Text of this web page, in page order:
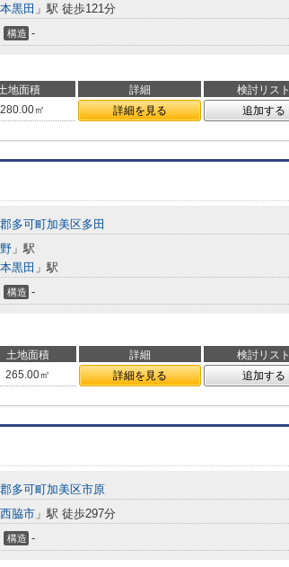
本黒田 」駅 徒歩121分
構造 -
地面積 詳細
検討リスト
㎡ 詳細を見る 追加する
多可町加美区多田
」駅
本黒田 」駅
構造 -
土地面積 詳細
検討リスト
265.00㎡ 詳細を見る 追加する
多可町加美区市原
西脇市 」駅 徒歩297分
構造 -